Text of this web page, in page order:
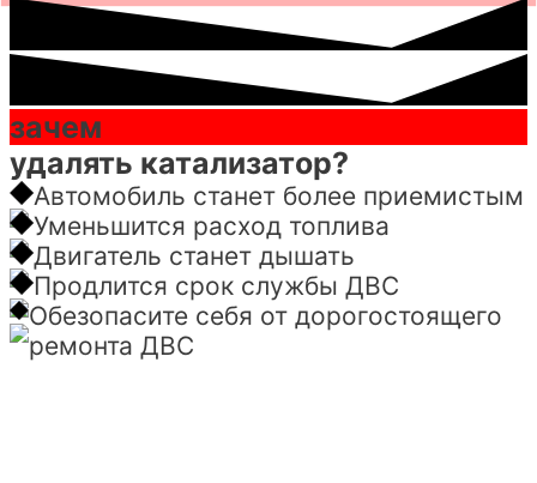
зачем
удалять катализатор?
Автомобиль станет более приемистым
Уменьшится расход топлива
Двигатель станет дышать
Продлится срок службы ДВС
Обезопасите себя от дорогостоящего
ремонта ДВС